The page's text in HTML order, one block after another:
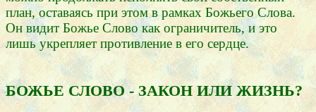
план, оставаясь при этом в рамках Божьего Слова.
Он видит Божье Слово как ограничитель, и это
лишь укрепляет противление в его сердце.
БОЖЬЕ СЛОВО - ЗАКОН ИЛИ ЖИЗНЬ?